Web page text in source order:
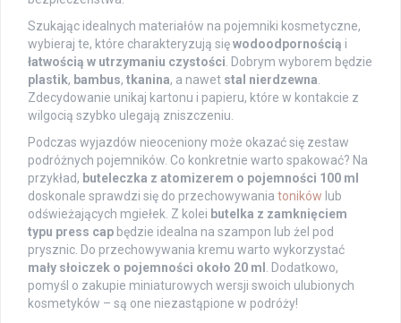
Szukając idealnych materiałów na pojemniki kosmetyczne,
wybieraj te, które charakteryzują sięwodoodpornością i
łatwością w utrzymaniu czystości . Dobrym wyborem będzie
plastik, bambus, tkanina, a nawet stal nierdzewna
Zdecydowanie unikaj kartonu i papieru, które w kontakcie z
wilgocią szybko ulegają zniszczeniu.
Podczas wyjazdów nieoceniony może okazać się zestaw
podróżnych pojemników. Co konkretnie warto spakować? Na
przykład, buteleczka z atomizerem o pojemności 100 ml
doskonale sprawdzi się do przechowywania toników lub
odświeżających mgiełek. Z kolei butelka z zamknięciem
typu press cap będzie idealna na szampon lub żel pod
prysznic. Do przechowywania kremu warto wykorzystać
mały słoiczek o pojemności około 20 ml
. Dodatkowo,
pomyśl o zakupie miniaturowych wersji swoich ulubionych
kosmetyków – są one niezastąpione w podróży!